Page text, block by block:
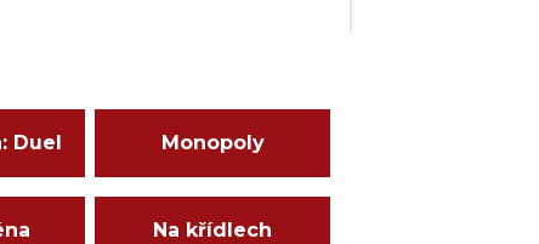
Duel Monopoly
Na křídlech